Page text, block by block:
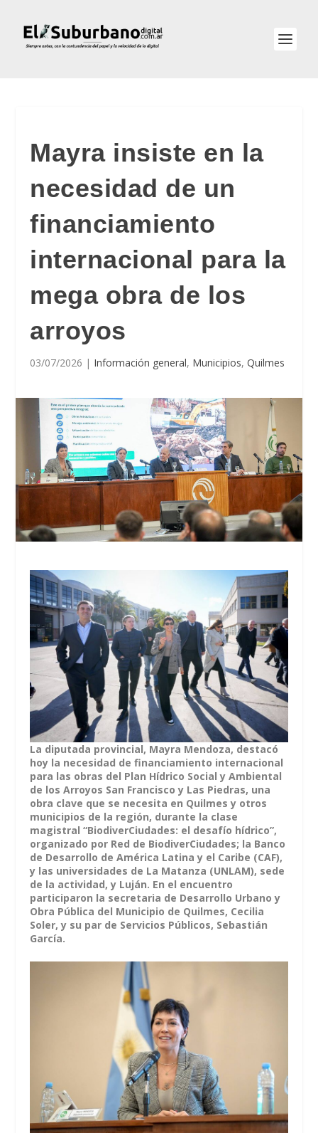
Mayra insiste en la
necesidad de un
financiamiento
internacional para la
mega obra de los
arroyos
03/07/2026 | Información general, Municipios,Quilmes
La diputada provincial, Mayra Mendoza, destacó
hoy la necesidad de financiamiento internacional
para las obras del Plan Hídrico Social y Ambiental
de los Arroyos San Francisco y Las Piedras, una
obra clave que se necesita en Quilmes y otros
municipios de la región, durante la clase
magistral “BiodiverCiudades: el desafío hídrico”,
organizado por Red de BiodiverCiudades; la Banco
de Desarrollo de América Latina y el Caribe (CAF),
y las universidades de La Matanza (UNLAM), sede
de la actividad, y Luján. En el encuentro
participaron la secretaria de Desarrollo Urbano y
Obra Pública del Municipio de Quilmes, Cecilia
Soler, y su par de Servicios Públicos, Sebastián
García.